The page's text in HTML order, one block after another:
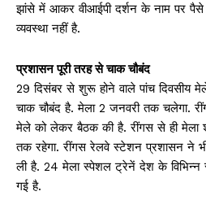
झांसे में आकर वीआईपी दर्शन के नाम पर पैसे
व्यवस्था नहीं है.
प्रशासन पूरी तरह से चाक चौबंद
29 द‍िसंबर से शुरू होने वाले पांच दिवसीय
चाक चौबंद है. मेला 2 जनवरी तक चलेगा.
मेले को लेकर बैठक की है. रींगस से ही मेला
तक रहेगा. रींगस रेलवे स्टेशन प्रशासन ने
ली है. 24 मेला स्पेशल ट्रेनें देश के विभिन्न
गई है.